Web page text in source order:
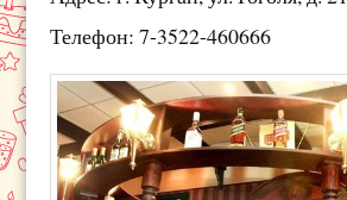
Телефон: 7-3522-460666